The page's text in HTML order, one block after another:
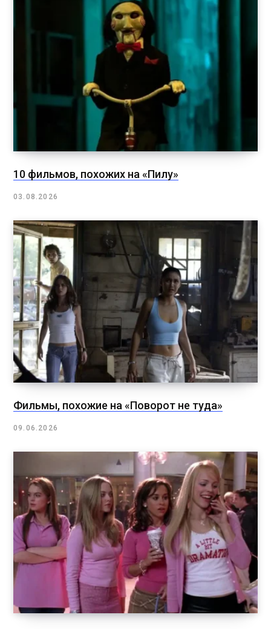
10 фильмов, похожих на «Пилу»
03.08.2026
Фильмы, похожие на «Поворот не туда»
09.06.2026